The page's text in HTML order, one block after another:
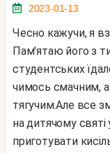
2023-01-13
Чесно кажучи, я взагалі не вміла варити кисіль.
Пам'ятаю його з
студентських
чимось смачним,
тягучим.Але все
на дитячому
приготувати